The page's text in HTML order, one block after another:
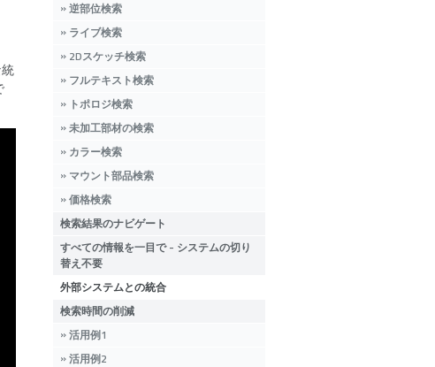
逆部位検索
ライブ検索
2Dスケッチ検索
フルテキスト検索
トポロジ検索
未加工部材の検索
カラー検索
マウント部品検索
価格検索
検索結果のナビゲート
すべての情報を一目で - システムの切り
替え不要
外部システムとの統合
検索時間の削減
活用例1
活用例2